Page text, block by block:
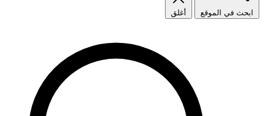
ابحث في الموقع أغلق